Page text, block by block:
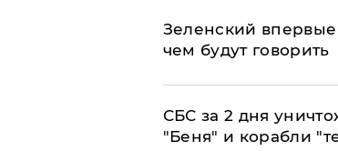
Зеленский
чем будут говорить
СБС за 2 дня
"Беня" и корабли